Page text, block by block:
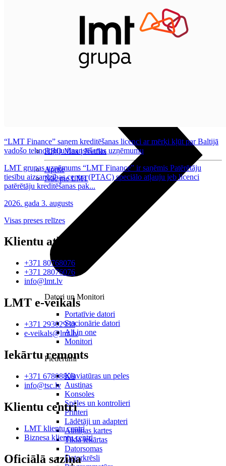
HBO Max | Netflix
Aprite
Nāc pie LMT
Datori un Monitori
Portatīvie datori
Stacionārie datori
All in one
Monitori
Piederumi
Klaviatūras un peles
Austiņas
Konsoles
Spēles un kontrolieri
Printeri
Lādētāji un adapteri
Atmiņas kartes
Tīkla iekārtas
Datorsomas
Datorkrēsli
“LMT Finance” saņem kreditēšanas licenci ar mērķi kļūt par Baltijā
vadošo tehnoloģiju finansēšanas uzņēmumu
LMT grupas uzņēmums “LMT Finance” ir saņēmis Patērētāju
tiesību aizsardzības centra (PTAC) speciālo atļauju jeb licenci
patērētāju kreditēšanas pak...
2026. gada 3. augusts
Visas preses relīzes
Klientu atbalsts
+371 80768076
+371 28076076
info@lmt.lv
LMT e-veikals
+371 29302930
e-veikals@lmt.lv
Iekārtu remonts
+371 67808808
info@tsc.lv
Klientu centri
LMT klientu centri
Biznesa klientu centri
Oficiālā saziņa